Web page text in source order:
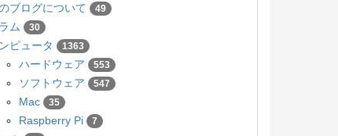
ブログについて 49
ム 30
ピュータ 1363
ハードウェア 553
ソフトウェア 547
Mac 35
Raspberry Pi 7